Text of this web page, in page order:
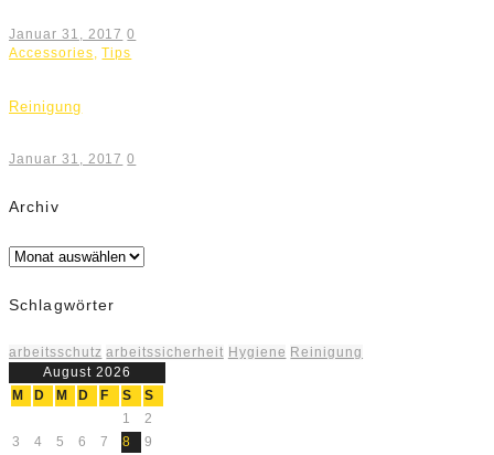
Januar 31, 2017 0
Accessories,Tips
Reinigung
Januar 31, 2017 0
Archiv
Archiv
Schlagwörter
arbeitsschutz arbeitssicherheit Hygiene Reinigung
August 2026
M
D M D F S
S
1
2
3
4 5 6 7 8
9